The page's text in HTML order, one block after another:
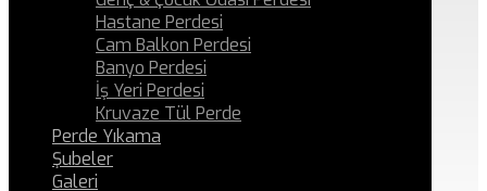
Hastane Perdesi
Cam Balkon Perdesi
Banyo Perdesi
İş Yeri Perdesi
Kruvaze Tül Perde
Perde Yıkama
Şubeler
Galeri